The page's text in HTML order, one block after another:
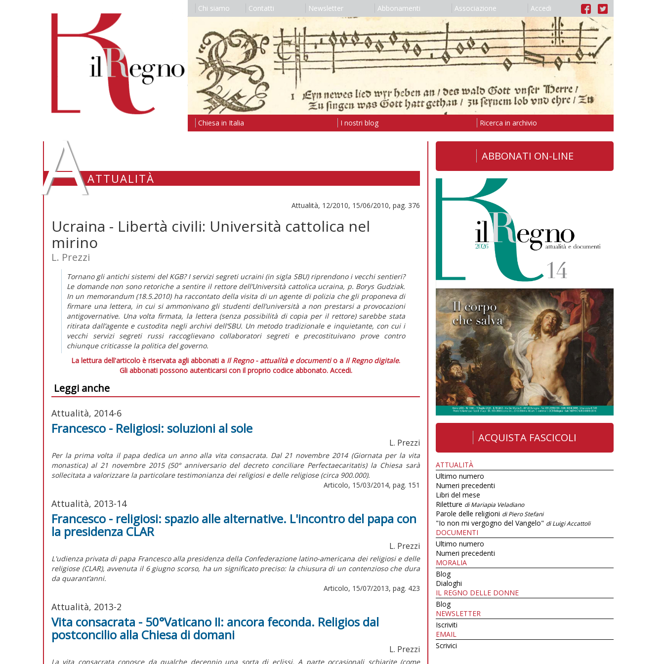
Chi siamo Contatti Newsletter Abbonamenti Associazione Accedi
Chiesa in Italia I nostri blog Ricerca in archivio
AATTUALITÀ
Attualità, 12/2010, 15/06/2010, pag. 376
Ucraina - Libertà civili: Università cattolica nel
mirino
L. Prezzi
Tornano gli antichi sistemi del KGB? I servizi segreti ucraini (in sigla SBU) riprendono i vecchi sentieri?
Le domande non sono retoriche a sentire il rettore dell’Università cattolica ucraina, p. Borys Gudziak.
In un memorandum (18.5.2010) ha raccontato della visita di un agente di polizia che gli proponeva di
firmare una lettera, in cui si ammonivano gli studenti dell’università a non prestarsi a provocazioni
antigovernative. Una volta firmata, la lettera (senza possibilità di copia per il rettore) sarebbe stata
ritirata dall’agente e custodita negli archivi dell’SBU. Un metodo tradizionale e inquietante, con cui i
vecchi servizi segreti russi raccoglievano collaboratori segreti e precostituivano prove contro
chiunque criticasse la politica del governo.
La lettura dell'articolo è riservata agli abbonati a Il Regno - attualità e documentio a Il Regno digitale.
Gli abbonati possono autenticarsi con il proprio codice abbonato. Accedi.
Leggi anche
Attualità, 2014-6
Francesco - Religiosi: soluzioni al sole
L. Prezzi
Per la prima volta il papa dedica un anno alla vita consacrata. Dal 21 novembre 2014 (Giornata per la vita
monastica) al 21 novembre 2015 (50° anniversario del decreto conciliare Perfectaecaritatis) la Chiesa sarà
sollecitata a valorizzare la particolare testimonianza dei religiosi e delle religiose (circa 900.000).
Articolo, 15/03/2014, pag. 151
Attualità, 2013-14
Francesco - religiosi: spazio alle alternative. L'incontro del papa con
la presidenza CLAR
L. Prezzi
L'udienza privata di papa Francesco alla presidenza della Confederazione latino-americana dei religiosi e delle
religiose (CLAR), avvenuta il 6 giugno scorso, ha un significato preciso: la chiusura di un contenzioso che dura
da quarant’anni.
Articolo, 15/07/2013, pag. 423
Attualità, 2013-2
Vita consacrata - 50°Vaticano II: ancora feconda. Religios dal
postconcilio alla Chiesa di domani
L. Prezzi
La vita consacrata conosce da qualche decennio una sorta di eclissi. A parte occasionali schiarite (come
ABBONATI ON-LINE
ACQUISTA FASCICOLI
ATTUALITÀ
Ultimo numero
Numeri precedenti
Libri del mese
Riletture di Mariapia Veladiano
Parole delle religioni di Piero Stefani
"Io non mi vergogno del Vangelo" di Luigi Accattoli
DOCUMENTI
Ultimo numero
Numeri precedenti
MORALIA
Blog
Dialoghi
IL REGNO DELLE DONNE
Blog
NEWSLETTER
Iscriviti
EMAIL
Scrivici